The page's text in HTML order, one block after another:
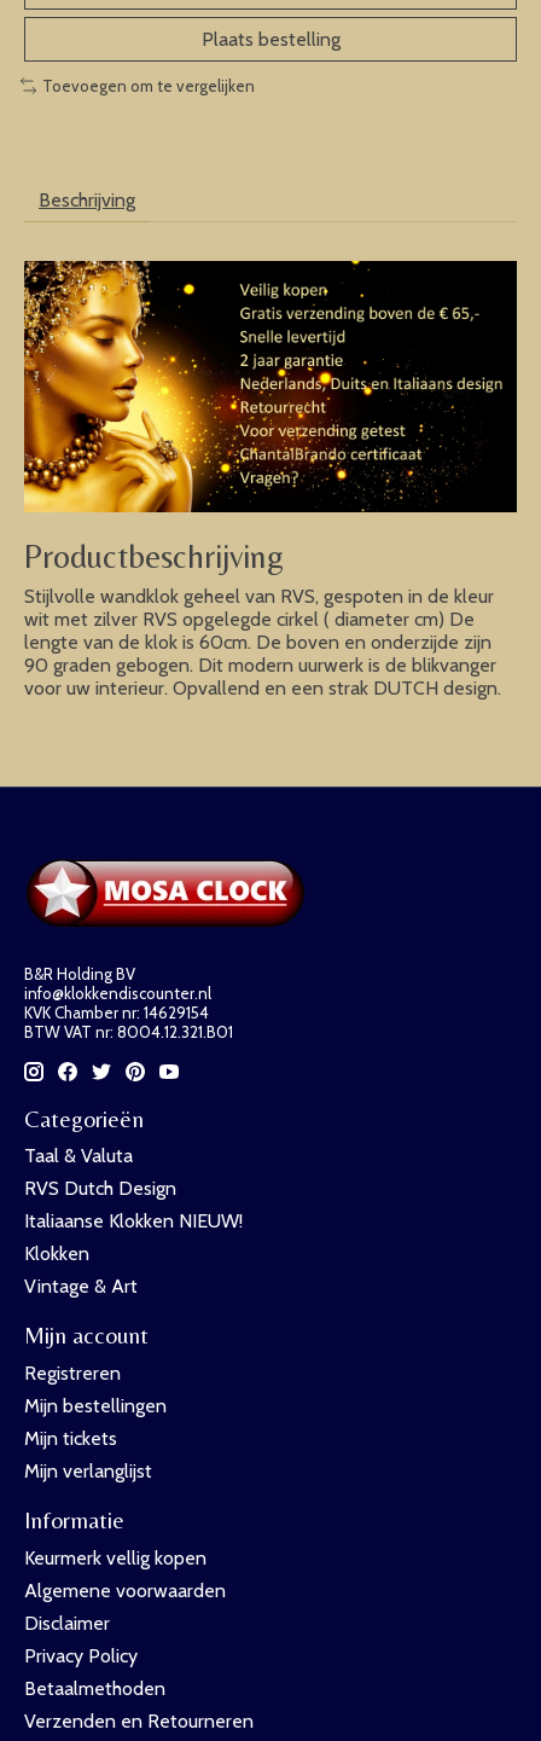
Plaats bestelling
Toevoegen om te vergelijken
Beschrijving
Productbeschrijving
Stijlvolle wandklok geheel van RVS, gespoten in de kleur
wit met zilver RVS opgelegde cirkel ( diameter cm) De
lengte van de klok is 60cm. De boven en onderzijde zijn
90 graden gebogen. Dit modern uurwerk is de blikvanger
voor uw interieur. Opvallend en een strak DUTCH design.
B&R Holding BV
info@klokkendiscounter.nl
KVK Chamber nr: 14629154
BTW VAT nr: 8004.12.321.B01
Categorieën
Taal & Valuta
RVS Dutch Design
Italiaanse Klokken NIEUW!
Klokken
Vintage & Art
Mijn account
Registreren
Mijn bestellingen
Mijn tickets
Mijn verlanglijst
Informatie
Keurmerk vellig kopen
Algemene voorwaarden
Disclaimer
Privacy Policy
Betaalmethoden
Verzenden en Retourneren